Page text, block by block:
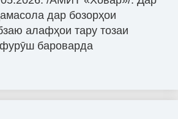
дар бозорҳои
алафҳои тару тозаи
бароварда